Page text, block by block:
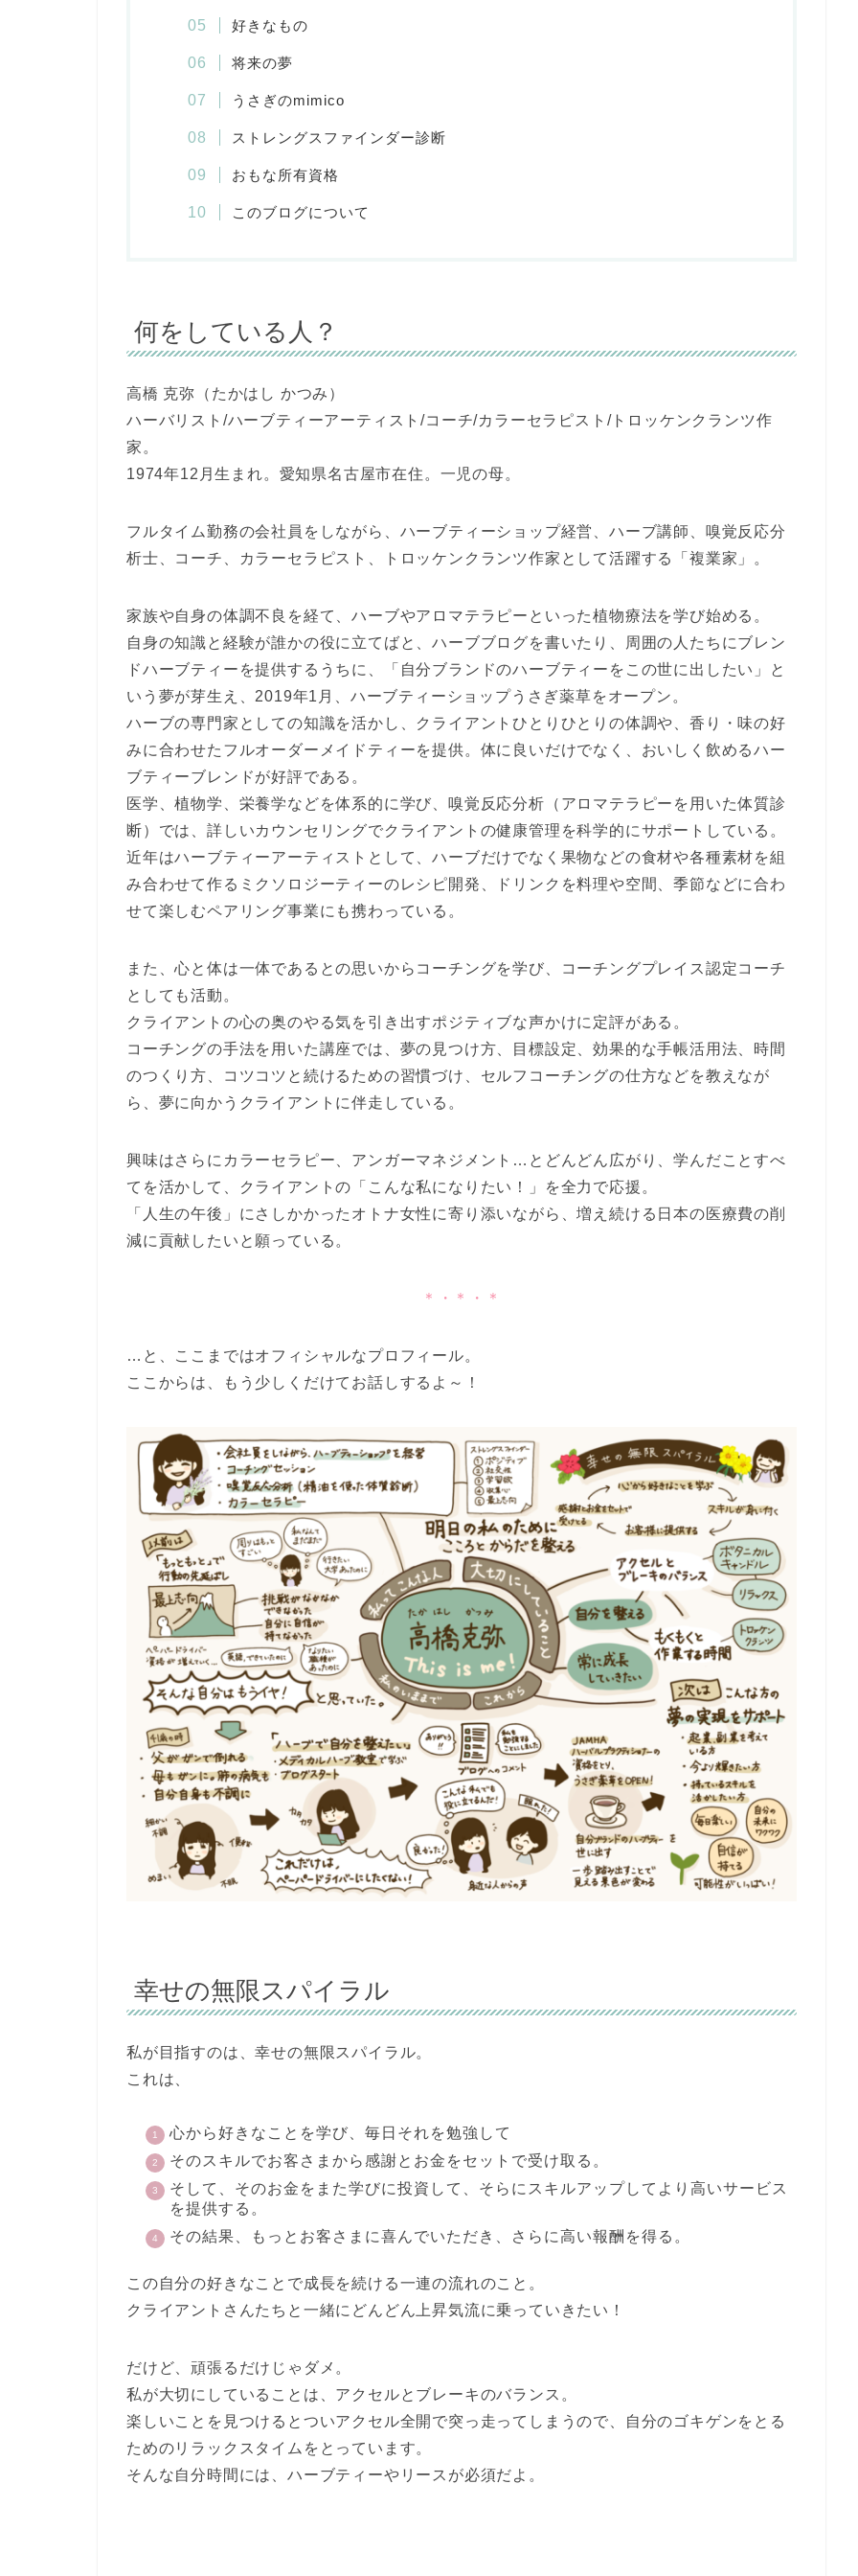
好きなもの
将来の夢
うさぎのmimico
ストレングスファインダー診断
おもな所有資格
このブログについて
何をしている人？
高橋 克弥（たかはし かつみ）
ハーバリスト/ハーブティーアーティスト/コーチ/カラーセラピスト/トロッケンクランツ作
家。
1974年12月生まれ。愛知県名古屋市在住。一児の母。
フルタイム勤務の会社員をしながら、ハーブティーショップ経営、ハーブ講師、嗅覚反応分
析士、コーチ、カラーセラピスト、トロッケンクランツ作家として活躍する「複業家」。
家族や自身の体調不良を経て、ハーブやアロマテラピーといった植物療法を学び始める。
自身の知識と経験が誰かの役に立てばと、ハーブブログを書いたり、周囲の人たちにブレン
ドハーブティーを提供するうちに、「自分ブランドのハーブティーをこの世に出したい」と
いう夢が芽生え、2019年1月、ハーブティーショップうさぎ薬草をオープン。
ハーブの専門家としての知識を活かし、クライアントひとりひとりの体調や、香り・味の好
みに合わせたフルオーダーメイドティーを提供。体に良いだけでなく、おいしく飲めるハー
ブティーブレンドが好評である。
医学、植物学、栄養学などを体系的に学び、嗅覚反応分析（アロマテラピーを用いた体質診
断）では、詳しいカウンセリングでクライアントの健康管理を科学的にサポートしている。
近年はハーブティーアーティストとして、ハーブだけでなく果物などの食材や各種素材を組
み合わせて作るミクソロジーティーのレシピ開発、ドリンクを料理や空間、季節などに合わ
せて楽しむペアリング事業にも携わっている。
また、心と体は一体であるとの思いからコーチングを学び、コーチングプレイス認定コーチ
としても活動。
クライアントの心の奥のやる気を引き出すポジティブな声かけに定評がある。
コーチングの手法を用いた講座では、夢の見つけ方、目標設定、効果的な手帳活用法、時間
のつくり方、コツコツと続けるための習慣づけ、セルフコーチングの仕方などを教えなが
ら、夢に向かうクライアントに伴走している。
興味はさらにカラーセラピー、アンガーマネジメント…とどんどん広がり、学んだことすべ
てを活かして、クライアントの「こんな私になりたい！」を全力で応援。
「人生の午後」にさしかかったオトナ女性に寄り添いながら、増え続ける日本の医療費の削
減に貢献したいと願っている。
＊・＊・＊
…と、ここまではオフィシャルなプロフィール。
ここからは、もう少しくだけてお話しするよ～！
幸せの無限スパイラル
私が目指すのは、幸せの無限スパイラル。
これは、
心から好きなことを学び、毎日それを勉強して
そのスキルでお客さまから感謝とお金をセットで受け取る。
そして、そのお金をまた学びに投資して、そらにスキルアップしてより高いサービス
を提供する。
その結果、もっとお客さまに喜んでいただき、さらに高い報酬を得る。
この自分の好きなことで成長を続ける一連の流れのこと。
クライアントさんたちと一緒にどんどん上昇気流に乗っていきたい！
だけど、頑張るだけじゃダメ。
私が大切にしていることは、アクセルとブレーキのバランス。
楽しいことを見つけるとついアクセル全開で突っ走ってしまうので、自分のゴキゲンをとる
ためのリラックスタイムをとっています。
そんな自分時間には、ハーブティーやリースが必須だよ。